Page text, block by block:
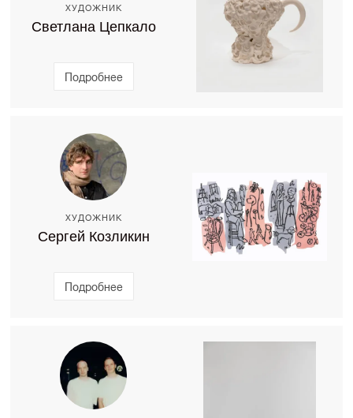
ХУДОЖНИК
Светлана Цепкало
Подробнее
ХУДОЖНИК
Сергей Козликин
Подробнее